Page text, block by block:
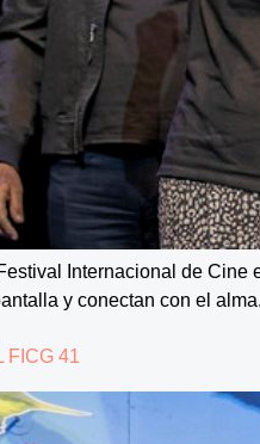
Internacional de
y conectan con el
FICG 41